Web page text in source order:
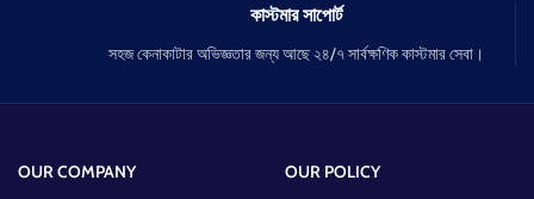
কাস্টমার সাপোর্ট
সহজ কেনাকাটার অভিজ্ঞতার জন্য আছে ২৪/৭ সার্বক্ষণিক কাস্টমার সেবা।
OUR COMPANY
OUR POLICY